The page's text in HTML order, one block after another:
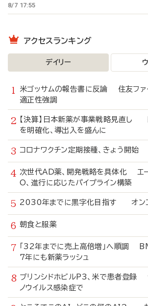
8/7 17:55
アクセスランキング
デイリー
米ゴッサムの報告書に反論 住友ファ
適正性強調
【決算】日本新薬が事業戦略見直し
を明確化、導出入を盛んに
コロナワクチン定期接種、きょう開
次世代AD薬、開発戦略を具体化 エ
O、進行に応じたパイプライン構築
2030年までに黒字化目指す オンコ
朝食と服薬
「32年までに売上高倍増」へ順調
7年にも新薬ラッシュ
ブリンシドホビルP3、米で患者登録
ノウイルス感染症で